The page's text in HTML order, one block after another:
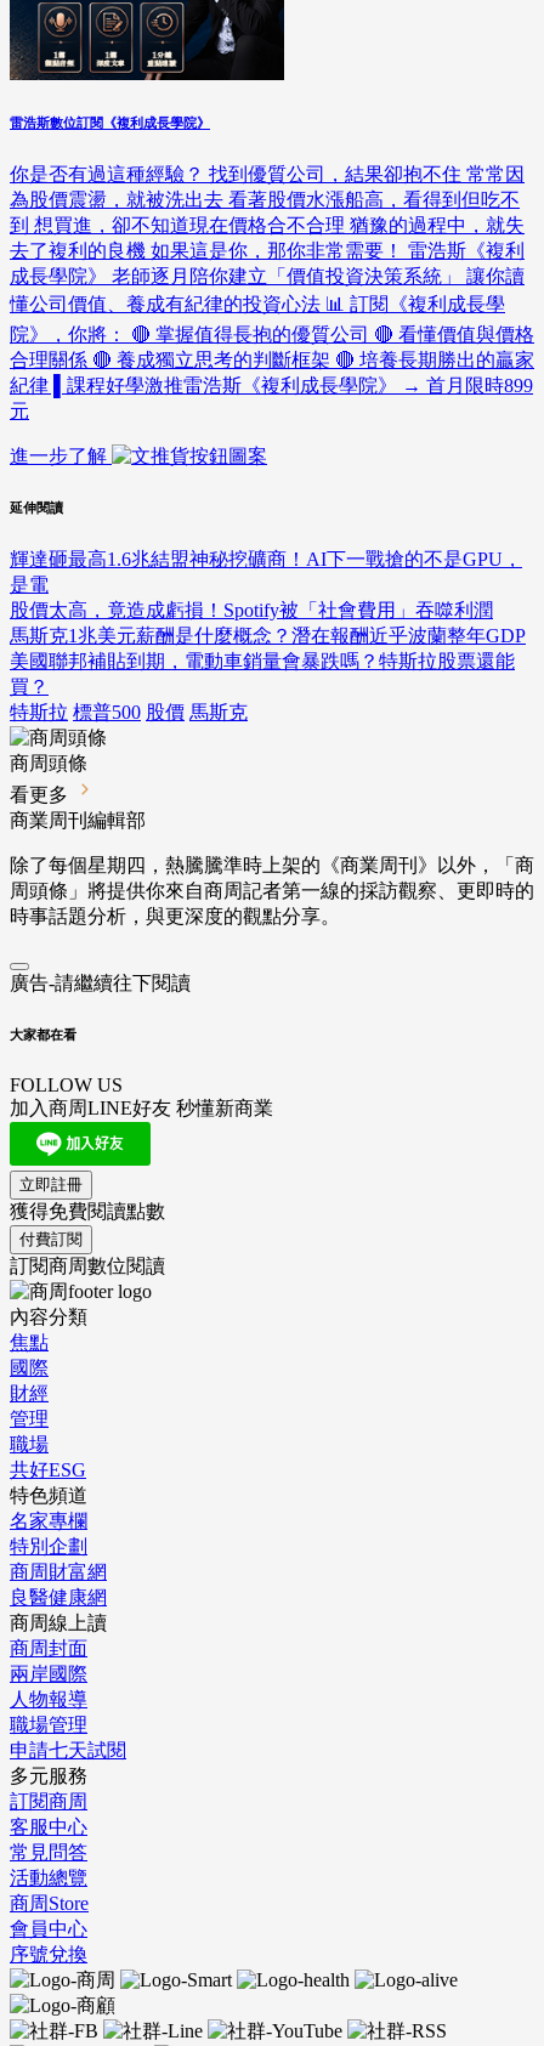
雷浩斯數位訂閱《複利成長學院》
你是否有過這種經驗？ 找到優質公司，結果卻抱不住 常常因
為股價震盪，就被洗出去 看著股價水漲船高，看得到但吃不
到 想買進，卻不知道現在價格合不合理 猶豫的過程中，就失
去了複利的良機 如果這是你，那你非常需要！ 雷浩斯《複利
成長學院》 老師逐月陪你建立「價值投資決策系統」 讓你讀
懂公司價值、養成有紀律的投資心法 📊 訂閱《複利成長學
院》，你將： 🔴 掌握值得長抱的優質公司 🔴 看懂價值與價格
合理關係 🔴 養成獨立思考的判斷框架 🔴 培養長期勝出的贏家
紀律 ▌課程好學激推雷浩斯《複利成長學院》 → 首月限時899
元
進一步了解
延伸閱讀
輝達砸最高1.6兆結盟神秘挖礦商！AI下一戰搶的不是GPU，
是電
股價太高，竟造成虧損！Spotify被「社會費用」吞噬利潤
馬斯克1兆美元薪酬是什麼概念？潛在報酬近乎波蘭整年GDP
美國聯邦補貼到期，電動車銷量會暴跌嗎？特斯拉股票還能
買？
特斯拉 標普500 股價 馬斯克
商周頭條
看更多
商業周刊編輯部
除了每個星期四，熱騰騰準時上架的《商業周刊》以外，「商
周頭條」將提供你來自商周記者第一線的採訪觀察、 更即時的
時事話題分析，與更深度的觀點分享。
廣告-請繼續往下閱讀
大家都在看
FOLLOW US
加入商周LINE好友 秒懂新商業
立即註冊
獲得免費閱讀點數
付費訂閱
訂閱商周數位閱讀
內容分類
焦點
國際
財經
管理
職場
共好ESG
特色頻道
名家專欄
特別企劃
商周財富網
良醫健康網
商周線上讀
商周封面
兩岸國際
人物報導
職場管理
申請七天試閱
多元服務
訂閱商周
客服中心
常見問答
活動總覽
商周Store
會員中心
序號兌換